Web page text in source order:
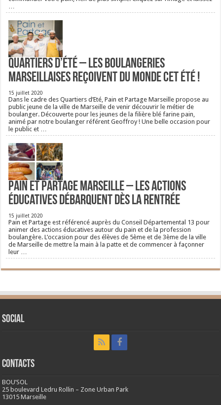
Quartiers d’été – Les boulangeries
Marseillaises reçoivent du monde cet été !
15 juillet 2020
Dans le cadre des Quartiers d’Eté, Pain et Partage Marseille propose au
public jeune de la ville de Marseille de venir découvrir le métier de
boulanger. Découverte pour les jeunes de la filière blé farine pain,
animé par notre boulanger référent Geoffroy ! Une belle occasion pour
le public et …
Pain et Partage Marseille – Les actions
éducatives débarquent dès la rentrée
15 juillet 2020
Pain et Partage est référencé auprès du Conseil Départemental 13 pour
animer des actions éducatives autour du pain et de la profession
boulangère. L’occasion pour des élèves de 5ème et de 3ème de la ville
de Marseille de mettre la main à la patte et de commencer à façonner
leur …
Social
CONTACTS
BOU’SOL
25 boulevard Ledru Rollin – Zone Urban Park
13015 Marseille